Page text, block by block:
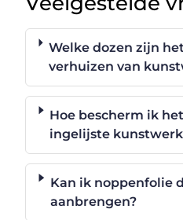
Welke dozen zijn
verhuizen van
Hoe bescherm ik
ingelijste
Kan ik noppenfolie
aanbrengen?